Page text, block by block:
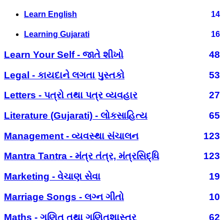
Learn English 14
Learning Gujarati 16
Learn Your Self - જાતે શીખો
48
Legal - કાયદાને લગતા પુસ્તકો
53
Letters - પત્રો તથા પત્ર વ્યવહાર
27
Literature (Gujarati) - લોકસાહિત્ય
65
Management - વ્યવસ્થા સંચાલન
123
Mantra Tantra - મંત્ર તંત્ર, મંત્રસિદ્ધિ
123
Marketing - વેચાણ સેવા
19
Marriage Songs - લગ્ન ગીતો
10
Maths - ગણિત તથા ગણિતશાસ્ત્ર
62